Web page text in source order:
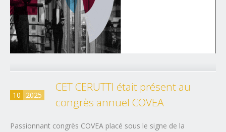
10 2025
CET CERUTTI était présent au
congrès annuel COVEA
Passionnant congrès COVEA placé sous le signe de la